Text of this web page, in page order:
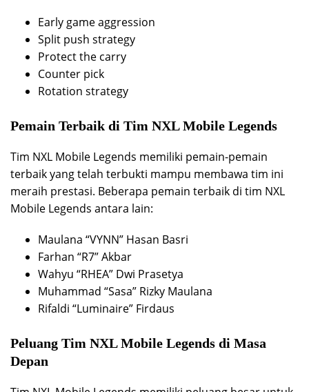
Early game aggression
Split push strategy
Protect the carry
Counter pick
Rotation strategy
Pemain Terbaik di Tim NXL Mobile Legends
Tim NXL Mobile Legends memiliki pemain-pemain
terbaik yang telah terbukti mampu membawa tim ini
meraih prestasi. Beberapa pemain terbaik di tim NXL
Mobile Legends antara lain:
Maulana “VYNN” Hasan Basri
Farhan “R7” Akbar
Wahyu “RHEA” Dwi Prasetya
Muhammad “Sasa” Rizky Maulana
Rifaldi “Luminaire” Firdaus
Peluang Tim NXL Mobile Legends di Masa
Depan